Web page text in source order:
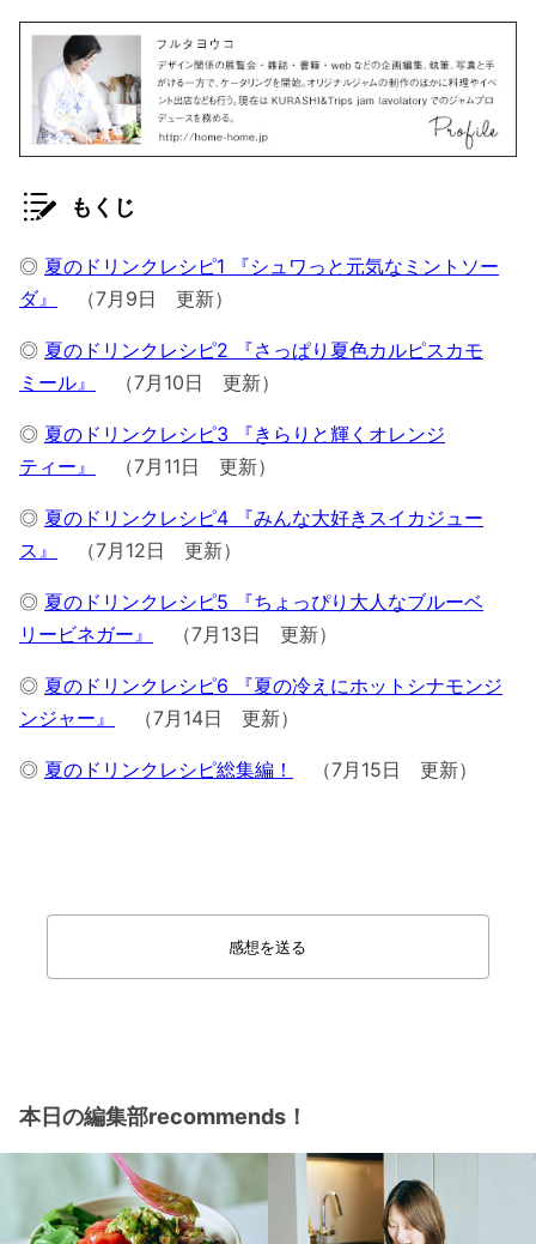
もくじ
◎ 夏のドリンクレシピ1 『シュワっと元気なミントソー
ダ』
（7月9日 更新）
◎ 夏のドリンクレシピ2 『さっぱり夏色カルピスカモ
ミール』
（7月10日 更新）
◎ 夏のドリンクレシピ3 『きらりと輝くオレンジ
ティー』
（7月11日 更新）
◎ 夏のドリンクレシピ4 『みんな大好きスイカジュー
ス』
（7月12日 更新）
◎ 夏のドリンクレシピ5 『ちょっぴり大人なブルーベ
リービネガー』
（7月13日 更新）
◎ 夏のドリンクレシピ6 『夏の冷えにホットシナモンジ
ンジャー』
（7月14日 更新）
◎ 夏のドリンクレシピ総集編！ （7月15日 更新）
感想を送る
本日の編集部recommends！